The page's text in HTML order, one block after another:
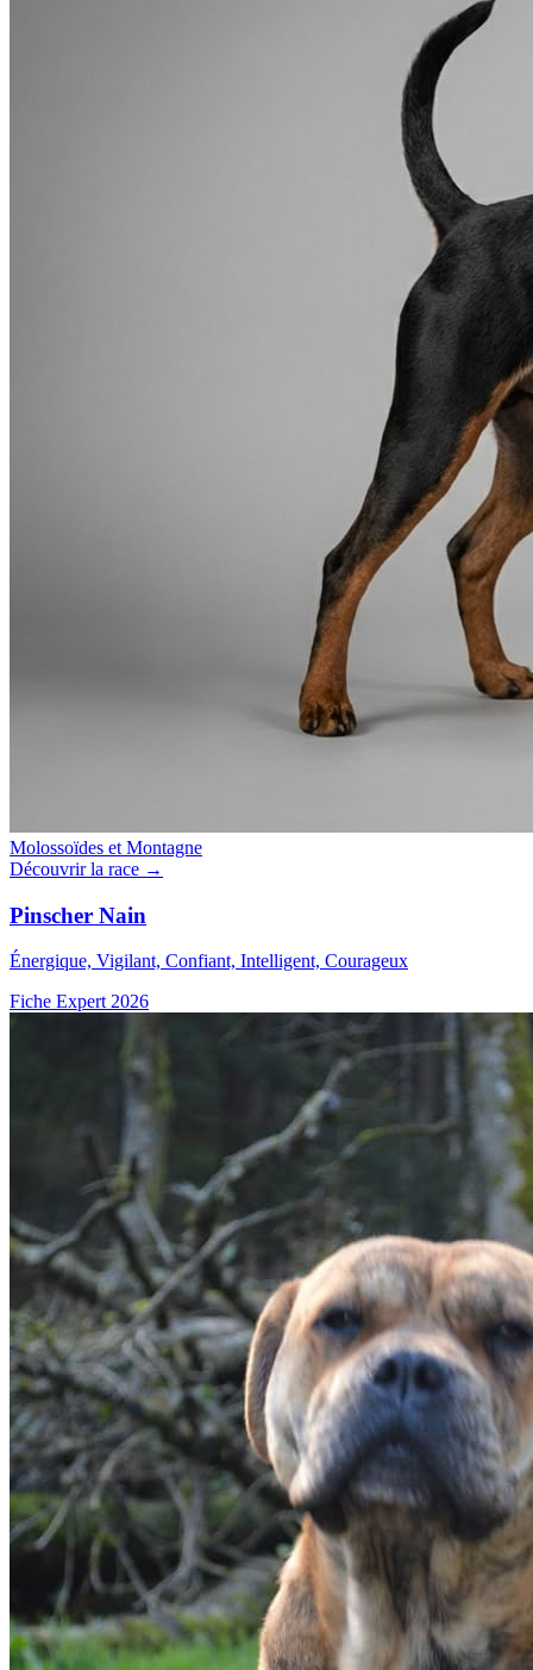
Molossoïdes et Montagne
Découvrir la race →
Pinscher Nain
Énergique, Vigilant, Confiant, Intelligent, Courageux
Fiche Expert 2026